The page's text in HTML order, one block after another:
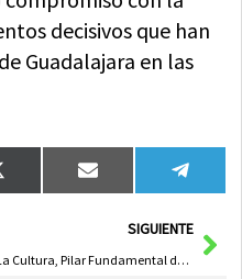
decisivos que han
Guadalajara en las
Compartir
en
X
(Twitter)
Compartir
en
Email
en
SIGUIENTE
La Cultura, Pilar Fundamental de la Libertad en Castilla-La Mancha